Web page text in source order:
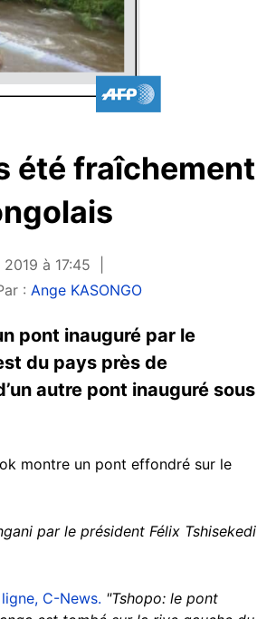
été fraîchement
à 17:45
: Ange KASONGO
pont inauguré par le
du pays près de
autre pont inauguré sous
montre un pont effondré sur le
par le président Félix Tshisekedi
C-News. "Tshopo: le pont